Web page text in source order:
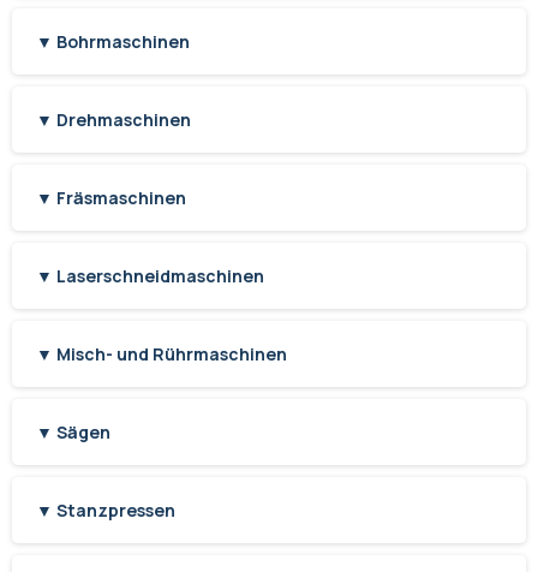
▼ Bohrmaschinen
▼ Drehmaschinen
▼ Fräsmaschinen
▼ Laserschneidmaschinen
▼ Misch- und Rührmaschinen
▼ Sägen
▼ Stanzpressen